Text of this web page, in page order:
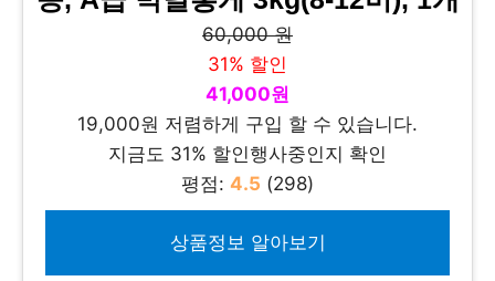
60,000 원
31% 할인
41,000원
19,000원 저렴하게 구입 할 수 있습니다.
지금도 31% 할인행사중인지 확인
평점: 4.5 (298)
상품정보 알아보기